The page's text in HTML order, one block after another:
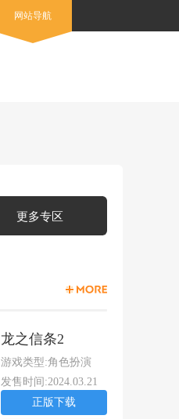
网站导航
更多专区
龙之信条2
游戏类型:角色扮演
发售时间:2024.03.21
正版下载